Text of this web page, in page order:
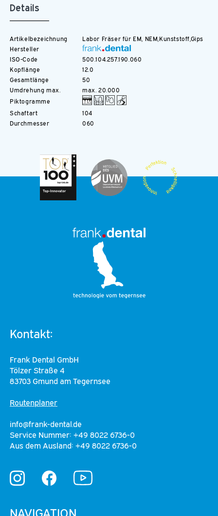
Details
Artikelbezeichnung
Labor Fräser für EM, NEM,Kunststoff,Gips
Hersteller
ISO-Code
500.104.257.190.060
Kopflänge
12.0
Gesamtlänge
50
Umdrehung max.
max. 20.000
Piktogramme
Schaftart
104
Durchmesser
060
Kontakt:
Frank Dental GmbH
Tölzer Straße 4
83703 Gmund am Tegernsee
Routenplaner
info@frank-dental.de
Service Nummer: +49 8022 6736-0
Aus dem Ausland: +49 8022 6736-0
InstagramFacebook YouTube
NAVIGATION